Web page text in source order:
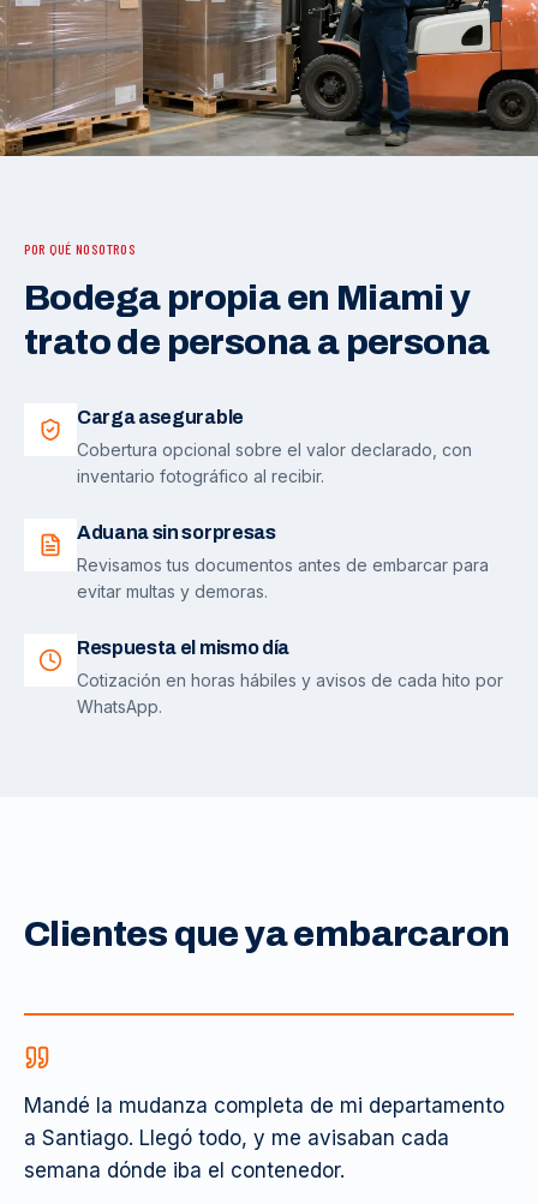
POR QUÉ NOSOTROS
Bodega propia en Miami y
trato de persona a persona
Carga asegurable
Cobertura opcional sobre el valor declarado, con
inventario fotográfico al recibir.
Aduana sin sorpresas
Revisamos tus documentos antes de embarcar para
evitar multas y demoras.
Respuesta el mismo día
Cotización en horas hábiles y avisos de cada hito por
WhatsApp.
Clientes que ya embarcaron
Mandé la mudanza completa de mi departamento
a Santiago. Llegó todo, y me avisaban cada
semana dónde iba el contenedor.